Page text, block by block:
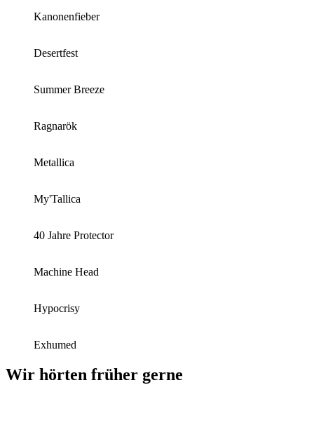
Kanonenfieber
Desertfest
Summer Breeze
Ragnarök
Metallica
My'Tallica
40 Jahre Protector
Machine Head
Hypocrisy
Exhumed
Wir hörten früher gerne